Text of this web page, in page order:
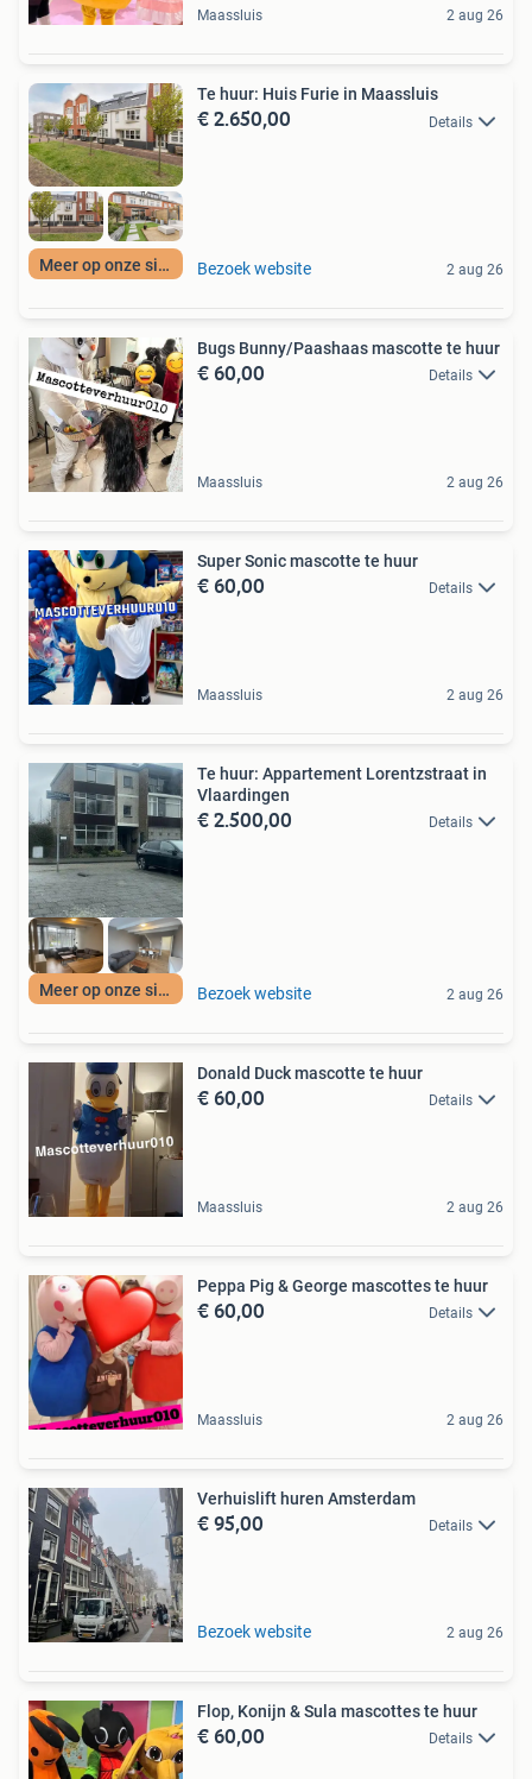
Maassluis 2 aug 26
Meer op onze site
Te huur: Huis Furie in Maassluis
€ 2.650,00 Details
Bezoek website 2 aug 26
Bugs Bunny/Paashaas mascotte te huur
€ 60,00 Details
Maassluis 2 aug 26
Super Sonic mascotte te huur
€ 60,00 Details
Maassluis 2 aug 26
Meer op onze site
Te huur: Appartement Lorentzstraat in
Vlaardingen
€ 2.500,00 Details
Bezoek website 2 aug 26
Donald Duck mascotte te huur
€ 60,00 Details
Maassluis 2 aug 26
Peppa Pig & George mascottes te huur
€ 60,00 Details
Maassluis 2 aug 26
Verhuislift huren Amsterdam
€ 95,00 Details
Bezoek website 2 aug 26
Flop, Konijn & Sula mascottes te huur
€ 60,00 Details